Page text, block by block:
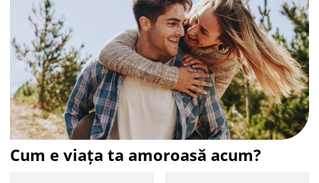
Cum e viața ta amoroasă acum?